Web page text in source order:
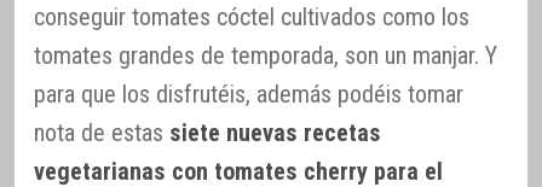
conseguir tomates cóctel cultivados como los
tomates grandes de temporada, son un manjar. Y
para que los disfrutéis, además podéis tomar
nota de estas siete nuevas recetas
vegetarianas con tomates cherry para el